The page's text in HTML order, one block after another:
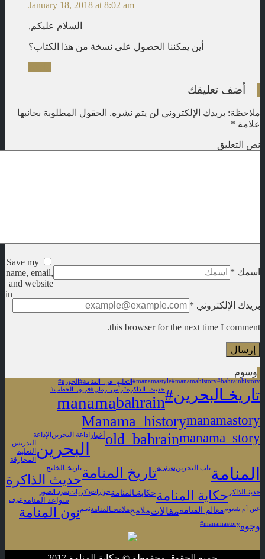
January 18, 2018 at 8:02 am
السلام عليكم,
أين يمكننا الحصول على نسخة من هذا الكتاب؟
أضف تعليقك
ملاحظة: بريدك الإلكتروني لن يتم نشره. الحقول المطلوبة بجانبها
علامة *
نص التعليق
اسمك *
بريدك الإلكتروني *
Save my
name, email,
and website
in
this browser for the next time I comment.
وسوم
#bahrainhistory
#manamahistory
#manamastyle #التعليم_في_المنامة #الحورة
#تاريخـالبحرين #حديث_الذاكرة #رأس_رمان #فريق_الحطب
bahrain
manama
manamastory
Manama_history
manama_story
old_bahrain أخبار اذاعة البحرين الإذاعة
البحرين التدريس
التعليم
المخارقة
المنامةباب البحرينبورتريهتاريخ المنامةتاريخـالخليج
حديث الذاكرة
حديثـالذاكر حكاية المنامةحكايةـالمنامةحواراتذكرياتسرد الصور
سواعد المنامةعزف
عين أم شعوممعالم المنامةمقالاتملامحملامحـالمنامةنعيمنون المنامة
وجوه‏#manamastory